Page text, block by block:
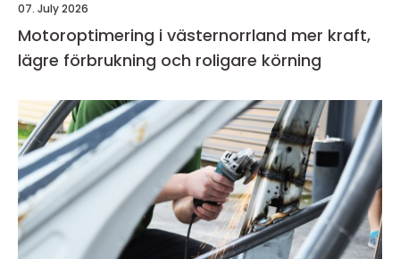
07. July 2026
Motoroptimering i västernorrland mer kraft,
lägre förbrukning och roligare körning